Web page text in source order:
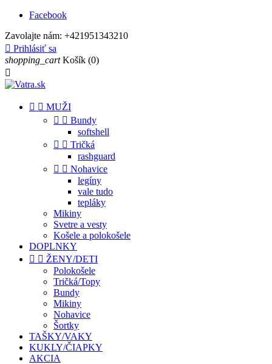
Facebook
Zavolajte nám: +421951343210
 Prihlásiť sa
shopping_cart Košík (0)

  MUŽI
  Bundy
softshell
  Tričká
rashguard
  Nohavice
legíny
vale tudo
tepláky
Mikiny
Svetre a vesty
Košele a polokošele
DOPLNKY
  ŽENY/DETI
Polokošele
Tričká/Topy
Bundy
Mikiny
Nohavice
Šortky
TAŠKY/VAKY
KUKLY/ČIAPKY
AKCIA